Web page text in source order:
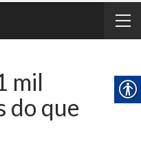
mil
do que